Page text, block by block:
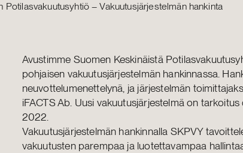
Potilasvakuutusyhtiö – Vakuutusjärjestelmän hankinta
Avustimme Suomen Keskinäistä
pohjaisen vakuutusjärjestelmän hankinnassa.
neuvottelumenettelynä, ja järjestelmän
iFACTS Ab. Uusi vakuutusjärjestelmä on
2022.
Vakuutusjärjestelmän hankinnalla SKPVY
vakuutusten parempaa ja luotettavampaa